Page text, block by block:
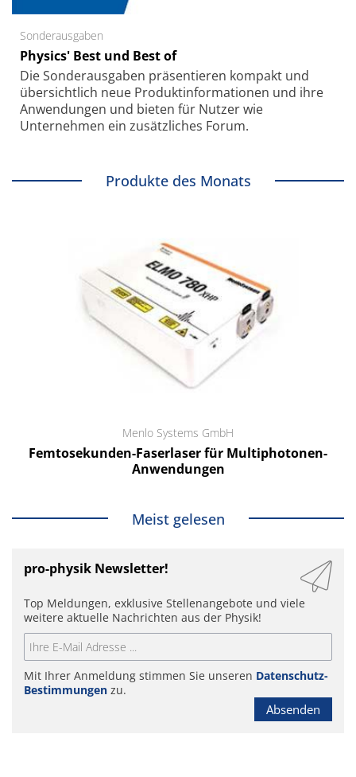
Sonderausgaben
Physics' Best und Best of
Die Sonder­ausgaben präsentieren kompakt und
übersichtlich neue Produkt­informationen und ihre
Anwendungen und bieten für Nutzer wie
Unternehmen ein zusätzliches Forum.
Produkte des Monats
Menlo Systems GmbH
Femtosekunden-Faserlaser für Multiphotonen-
Anwendungen
Meist gelesen
pro-physik Newsletter!
Top Meldungen, exklusive Stellenangebote und viele
weitere aktuelle Nachrichten aus der Physik!
Mit Ihrer Anmeldung stimmen Sie unseren Datenschutz-
Bestimmungen zu.
Absenden